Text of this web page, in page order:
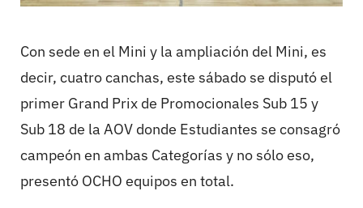
Con sede en el Mini y la ampliación del Mini, es
decir, cuatro canchas, este sábado se disputó el
primer Grand Prix de Promocionales Sub 15 y
Sub 18 de la AOV donde Estudiantes se consagró
campeón en ambas Categorías y no sólo eso,
presentó OCHO equipos en total.